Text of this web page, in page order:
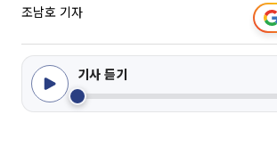
조남호 기자
기사 듣기